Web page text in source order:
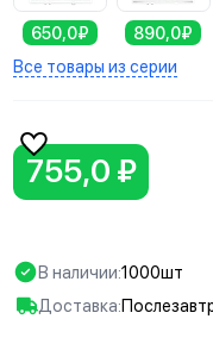
650,0₽ 890,0₽
Все товары из серии
755,0 ₽
В наличии:1000шт
Доставка: